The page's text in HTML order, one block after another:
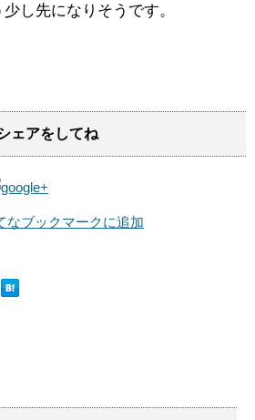
し先になりそうです。
ェアをしてね